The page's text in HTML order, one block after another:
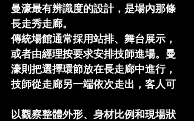
曼濠最有辨識度的設計，是場內那條
長走秀走廊。
傳統場館通常採用站排、舞台展示，
或者由經理按要求安排技師進場。曼
濠則把選擇環節放在長走廊中進行，
技師從走廊另一端依次走出，客人可
以觀察整體外形、身材比例和現場狀